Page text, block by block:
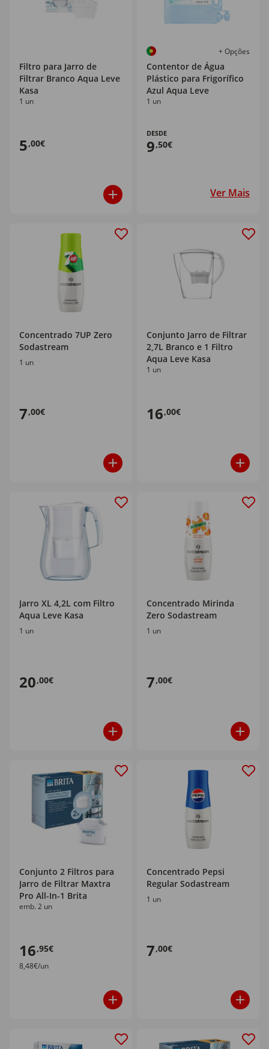
Filtro para Jarro de
Filtrar Branco Aqua Leve
Kasa
1 un
5,00€
+ Opções
Contentor de Água
Plástico para Frigorífico
Azul Aqua Leve
1 un
DESDE
9,50€
Ver Mais
Concentrado 7UP Zero
Sodastream
1 un
7,00€
Conjunto Jarro de Filtrar
2,7L Branco e 1 Filtro
Aqua Leve Kasa
1 un
16,00€
Jarro XL 4,2L com Filtro
Aqua Leve Kasa
1 un
20,00€
Concentrado Mirinda
Zero Sodastream
1 un
7,00€
Conjunto 2 Filtros para
Jarro de Filtrar Maxtra
Pro All-In-1 Brita
emb. 2 un
16,95€
8,48€/un
Concentrado Pepsi
Regular Sodastream
1 un
7,00€